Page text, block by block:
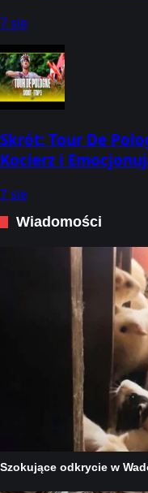
7 sie
Skrót: Tour De
Kocierz i
7 sie